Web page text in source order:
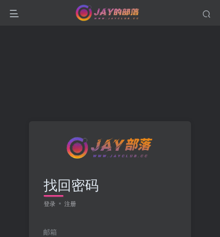
找回密码
登录 注册
邮箱